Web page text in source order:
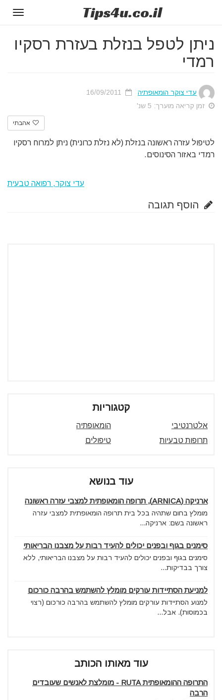
Tips4u.co.il
ניתן לטפל בנזלת בעזרת רסקיו
רמדי
עדי צוקר הומאופתיה
זמן קריאה מוערך: 5 שנ'
אהבתי
לטיפול עזרה ראשונה בנזלת (לא נזלת כרונית) ניתן למרוח רסקיו
רמדי באזור הסינוסים.
עדי צוקר, רפואה טבעית
הוסף תגובה
קטגוריות
אלטרנטיבי
הומאופתיה
תרופות טבעיות
טיפולים
עוד בנושא
ארניקה (ARNICA), תרופה הומאופתית למצבי עזרה ראשונה
מומלץ בחום שתהיה בכל בית תרופה הומאופתית למצבי עזרה
ראשונה בשם: ארניקה...
סימנים בגוף ובפנים יכולים להעיד רבות על מצבנו הבריאותי
סימנים בגוף ובפנים יכולים להעיד רבות על מצבנו הבריאותי, ללא
צורך בבדיקות...
למניעת הסתיידות עורקים מומלץ להשתמש בהרבה כורכום
למנוע הסתיידות עורקים מומלץ להשתמש בהרבה כורכום (רצוי
בכמוסות). אבל...
עוד מאותו הכותב
התרופה ההומאופתית RUTA - מומלצת לאנשים שעובדים
הרבה